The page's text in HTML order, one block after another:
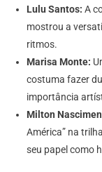
Lulu Santos: A
mostrou a
ritmos.
Marisa Monte:
costuma fazer
importância
Milton
América” na
seu papel como